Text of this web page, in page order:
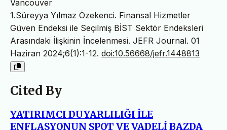
Vancouver
1.Süreyya Yılmaz Özekenci. Finansal Hizmetler
Güven Endeksi ile Seçilmiş BİST Sektör Endeksleri
Arasındaki İlişkinin İncelenmesi. JEFR Journal. 01
Haziran 2024;6(1):1-12. doi:10.56668/jefr.1448813
Cited By
YATIRIMCI DUYARLILIĞI İLE
ENFLASYONUN SPOT VE VADELİ BAZDA